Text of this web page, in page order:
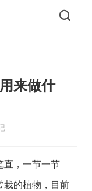
来做什
直，一节一节
栽的植物，目前